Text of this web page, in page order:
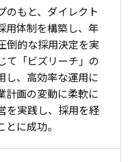
のもと、ダイレクト
用体制を構築し、年
倒的な採用決定を実
て「ビズリーチ」の
し、高効率な運用に
計画の変動に柔軟に
を実践し、採用を経
に成功。